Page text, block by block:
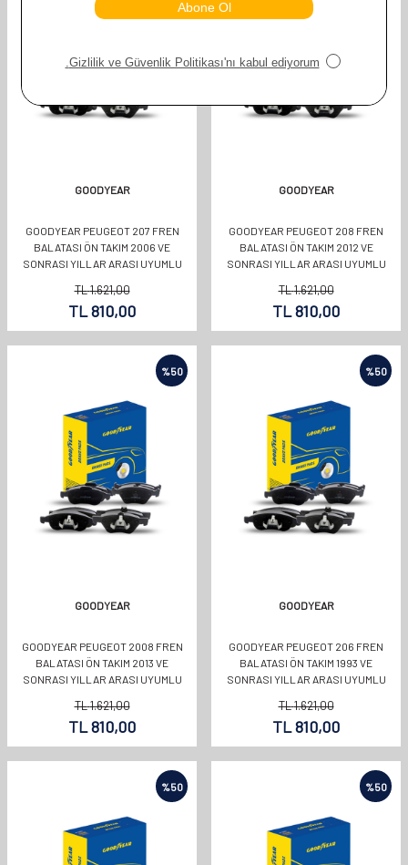
GOODYEAR
GOODYEAR PEUGEOT 208 FREN
BALATASI ÖN TAKIM 2012 VE
SONRASI YILLAR ARASI UYUMLU
1.621,00
TL
810,00
TL
GOODYEAR
GOODYEAR PEUGEOT 207 FREN
BALATASI ÖN TAKIM 2006 VE
SONRASI YILLAR ARASI UYUMLU
1.621,00
TL
810,00
TL
%50
GOODYEAR
GOODYEAR PEUGEOT 206 FREN
BALATASI ÖN TAKIM 1993 VE
SONRASI YILLAR ARASI UYUMLU
1.621,00
TL
810,00
TL
%50
GOODYEAR
GOODYEAR PEUGEOT 2008 FREN
BALATASI ÖN TAKIM 2013 VE
SONRASI YILLAR ARASI UYUMLU
1.621,00
TL
810,00
TL
%50
%50